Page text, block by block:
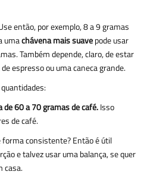
então, por exemplo, 8 a 9 gramas
umachávena mais suavepode usar
Também depende, claro, de estar
espresso ou uma caneca grande.
de 60 a 70 gramas de café.Isso
de café.
consistente? Então é útil
e talvez usar uma balança, se quer
casa.